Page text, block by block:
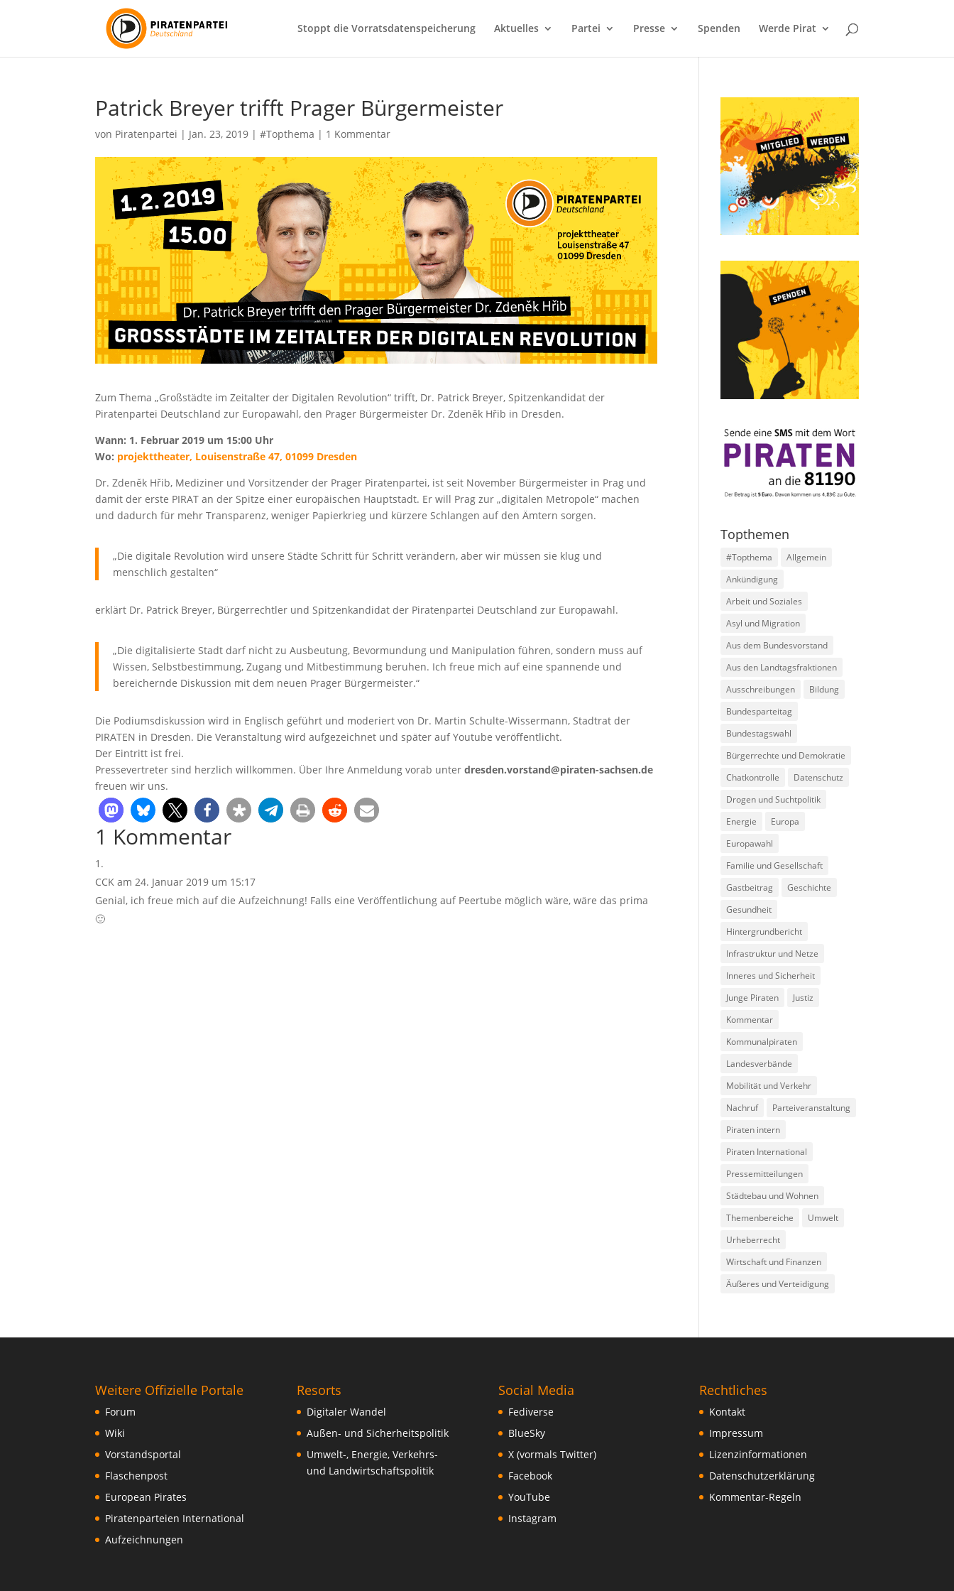
Stoppt die Vorratsdatenspeicherung Aktuelles Partei Presse Spenden Werde Pirat
Patrick Breyer trifft Prager Bürgermeister
von Piratenpartei | Jan. 23, 2019 |#Topthema | 1 Kommentar
Zum Thema „Großstädte im Zeitalter der Digitalen Revolution“ trifft, Dr. Patrick Breyer, Spitzenkandidat der
Piratenpartei Deutschland zur Europawahl, den Prager Bürgermeister Dr. Zdeněk Hřib in Dresden.
Wann: 1. Februar 2019 um 15:00 Uhr
Wo: projekttheater, Louisenstraße 47, 01099 Dresden
Dr. Zdeněk Hřib, Mediziner und Vorsitzender der Prager Piratenpartei, ist seit November Bürgermeister in Prag und
damit der erste PIRAT an der Spitze einer europäischen Hauptstadt. Er will Prag zur „digitalen Metropole“ machen
und dadurch für mehr Transparenz, weniger Papierkrieg und kürzere Schlangen auf den Ämtern sorgen.
„Die digitale Revolution wird unsere Städte Schritt für Schritt verändern, aber wir müssen sie klug und
menschlich gestalten“
erklärt Dr. Patrick Breyer, Bürgerrechtler und Spitzenkandidat der Piratenpartei Deutschland zur Europawahl.
„Die digitalisierte Stadt darf nicht zu Ausbeutung, Bevormundung und Manipulation führen, sondern muss auf
Wissen, Selbstbestimmung, Zugang und Mitbestimmung beruhen. Ich freue mich auf eine spannende und
bereichernde Diskussion mit dem neuen Prager Bürgermeister.“
Die Podiumsdiskussion wird in Englisch geführt und moderiert von Dr. Martin Schulte-Wissermann, Stadtrat der
PIRATEN in Dresden. Die Veranstaltung wird aufgezeichnet und später auf Youtube veröffentlicht.
Der Eintritt ist frei.
Pressevertreter sind herzlich willkommen. Über Ihre Anmeldung vorab unterdresden.vorstand@piraten-sachsen.de
freuen wir uns.
1 Kommentar
CCK am 24. Januar 2019 um 15:17
Genial, ich freue mich auf die Aufzeichnung! Falls eine Veröffentlichung auf Peertube möglich wäre, wäre das prima
🙂
Topthemen
#Topthema
Allgemein
Ankündigung
Arbeit und Soziales
Asyl und Migration
Aus dem Bundesvorstand
Aus den Landtagsfraktionen
Ausschreibungen
Bildung
Bundesparteitag
Bundestagswahl
Bürgerrechte und Demokratie
Chatkontrolle
Datenschutz
Drogen und Suchtpolitik
Energie
Europa
Europawahl
Familie und Gesellschaft
Gastbeitrag
Geschichte
Gesundheit
Hintergrundbericht
Infrastruktur und Netze
Inneres und Sicherheit
Junge Piraten
Justiz
Kommentar
Kommunalpiraten
Landesverbände
Mobilität und Verkehr
Nachruf
Parteiveranstaltung
Piraten intern
Piraten International
Pressemitteilungen
Städtebau und Wohnen
Themenbereiche
Umwelt
Urheberrecht
Wirtschaft und Finanzen
Äußeres und Verteidigung
Weitere Offizielle Portale
Forum
Wiki
Vorstandsportal
Flaschenpost
European Pirates
Piratenparteien International
Aufzeichnungen
Resorts
Digitaler Wandel
Außen- und Sicherheitspolitik
Umwelt-, Energie, Verkehrs-
und Landwirtschaftspolitik
Social Media
Fediverse
BlueSky
X (vormals Twitter)
Facebook
YouTube
Instagram
Rechtliches
Kontakt
Impressum
Lizenzinformationen
Datenschutzerklärung
Kommentar-Regeln